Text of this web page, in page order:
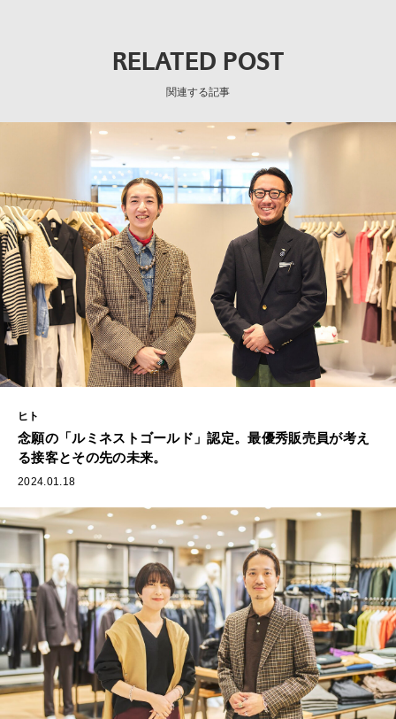
RELATED POST
関連する記事
ヒト
念願の「ルミネストゴールド」認定。最優秀販売員が考え
る接客とその先の未来。
2024.01.18